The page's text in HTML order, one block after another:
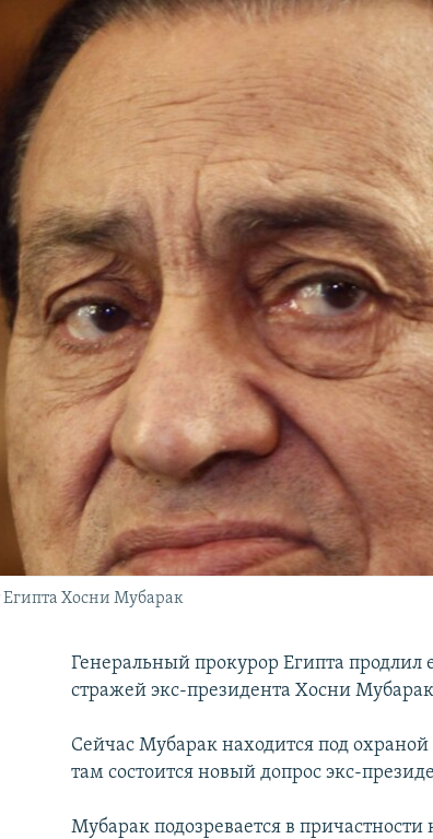
Хосни Мубарак
Генеральный прокурор Египта
стражей экс-президента Хосни
Сейчас Мубарак находится под
там состоится новый допрос экс-
Мубарак подозревается в причастности